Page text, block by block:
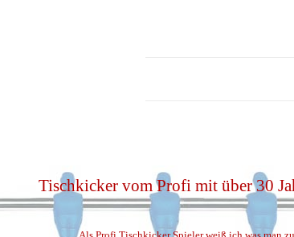
Tischkicker vom Profi mit über 30